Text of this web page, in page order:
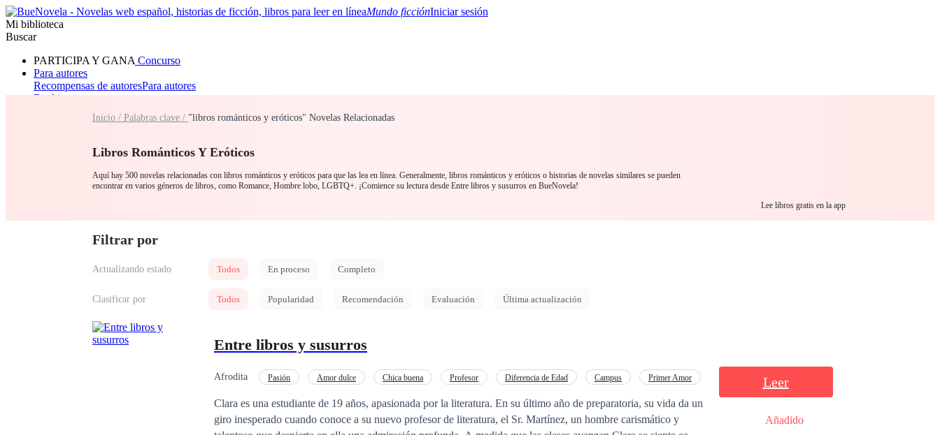
Mundo ficciónIniciar sesión
Mi biblioteca
Buscar
PARTICIPA Y GANA Concurso
Para autores
Recompensas de autoresPara autores
Ranking
RomanceHombre loboMafiaSistemaFantasía
Inicio / Palabras clave / "libros románticos y eróticos" Novelas Relacionadas
Libros Románticos Y Eróticos
Aquí hay 500 novelas relacionadas con libros románticos y eróticos para que las lea en línea. Generalmente, libros románticos y eróticos o historias de novelas similares se pueden
encontrar en varios géneros de libros, como Romance, Hombre lobo, LGBTQ+. ¡Comience su lectura desde Entre libros y susurros en BueNovela!
Lee libros gratis en la app
Filtrar por
Actualizando estado Todos En proceso Completo
Clasificar por Todos Popularidad Recomendación Evaluación Última actualización
Entre libros y susurros
Afrodita Pasión Amor dulce Chica buena Profesor Diferencia de Edad Campus Primer Amor
Clara es una estudiante de 19 años, apasionada por la literatura. En su último año de preparatoria, su vida da un
giro inesperado cuando conoce a su nuevo profesor de literatura, el Sr. Martínez, un hombre carismático y
Leer
Añadido